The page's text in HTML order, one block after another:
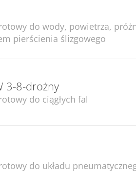
do wody, powietrza,
pierścienia ślizgowego
3-8-drożny
do ciągłych fal
do układu